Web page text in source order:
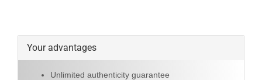
Your advantages
Unlimited authenticity guarantee